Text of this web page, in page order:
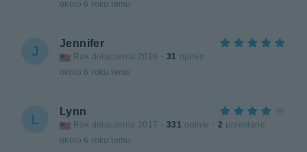
około 6 roku temu
J
Jennifer
Rok dołączenia 2018 · 31 opinie
około 6 roku temu
L
Lynn
Rok dołączenia 2017 · 331 opinie · 2 przesłane
około 6 roku temu